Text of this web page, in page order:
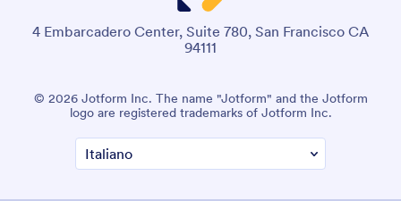
4 Embarcadero Center, Suite 780, San Francisco CA
94111
© 2026 Jotform Inc. The name "Jotform" and the Jotform
logo are registered trademarks of Jotform Inc.